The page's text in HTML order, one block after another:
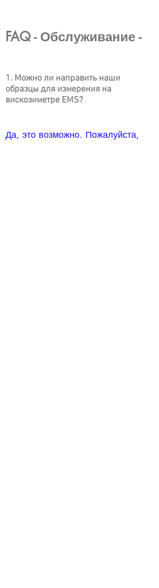
FAQ - Обслуживание -
1. Можно ли направить наши
образцы для измерения на
вискозиметре ЕMS?
Да, это возможно. Пожалуйста,